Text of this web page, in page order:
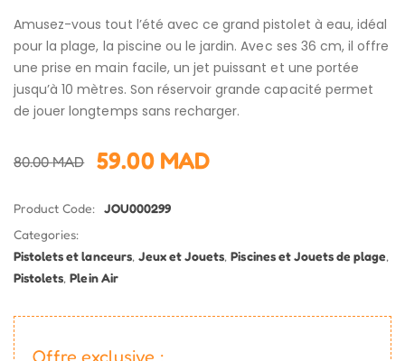
Amusez-vous tout l’été avec ce grand pistolet à eau, idéal
pour la plage, la piscine ou le jardin. Avec ses 36 cm, il offre
une prise en main facile, un jet puissant et une portée
jusqu’à 10 mètres. Son réservoir grande capacité permet
de jouer longtemps sans recharger.
80.00MAD 59.00 MAD
Product Code: JOU000299
Categories:
Pistolets et lanceurs, Jeux et Jouets,Piscines et Jouets de plage,
Pistolets,Plein Air